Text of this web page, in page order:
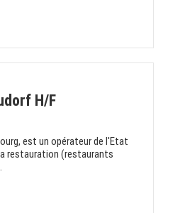
H/F
est un opérateur de l'Etat
restauration (restaurants